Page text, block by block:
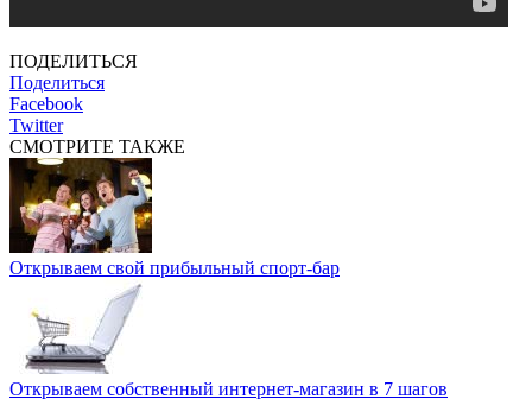
ПОДЕЛИТЬСЯ
Поделиться
Facebook
Twitter
СМОТРИТЕ ТАКЖЕ
Открываем свой прибыльный спорт-бар
Открываем собственный интернет-магазин в 7 шагов